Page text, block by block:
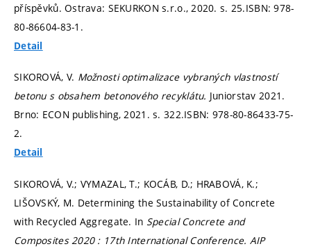
příspěvků. Ostrava: SEKURKON s.r.o., 2020.s. 25.ISBN: 978-
80-86604-83-1.
Detail
SIKOROVÁ, V. Možnosti optimalizace vybraných vlastností
betonu s obsahem betonového recyklátu. Juniorstav 2021.
Brno: ECON publishing, 2021.s. 322.ISBN: 978-80-86433-75-
2.
Detail
SIKOROVÁ, V.; VYMAZAL, T.; KOCÁB, D.; HRABOVÁ, K.;
LIŠOVSKÝ, M. Determining the Sustainability of Concrete
with Recycled Aggregate. In Special Concrete and
Composites 2020 : 17th International Conference. AIP